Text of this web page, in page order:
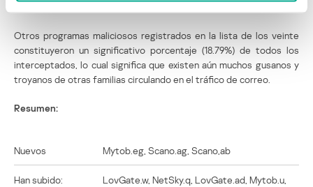
Otros programas maliciosos registrados en la lista de los veinte
constituyeron un significativo porcentaje (18.79%) de todos los
interceptados, lo cual significa que existen aún muchos gusanos y
troyanos de otras familias circulando en el tráfico de correo.
Resumen:
Nuevos Mytob.eg, Scano.ag, Scano,ab
Han subido:
LovGate.w, NetSky.q, LovGate.ad, Mytob.u,